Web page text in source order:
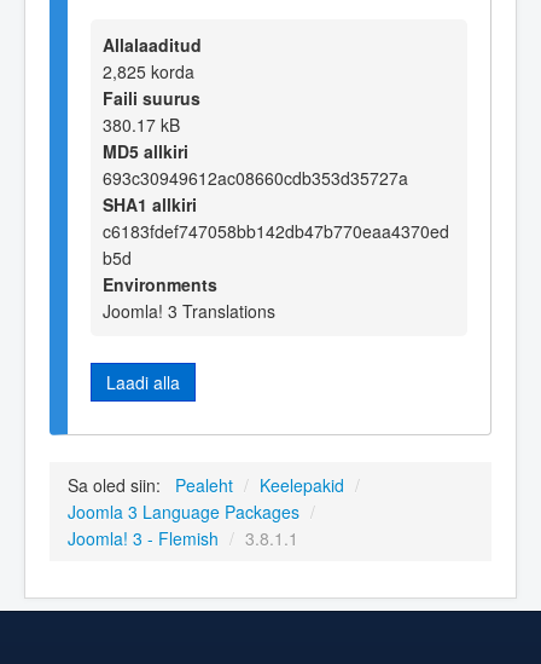
Allalaaditud
2,825 korda
Faili suurus
380.17 kB
MD5 allkiri
693c30949612ac08660cdb353d35727a
SHA1 allkiri
c6183fdef747058bb142db47b770eaa4370ed
b5d
Environments
Joomla! 3 Translations
Laadi alla
Sa oled siin: Pealeht / Keelepakid /
Joomla 3 Language Packages /
Joomla! 3 - Flemish / 3.8.1.1